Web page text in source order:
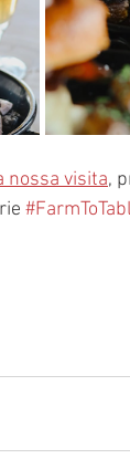
nossa visita,